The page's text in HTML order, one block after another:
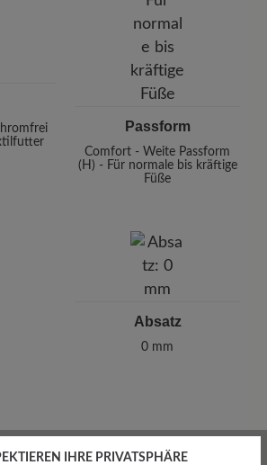
Passform
Comfort - Weite Passform
(H) - Für normale bis kräftige
Füße
Absatz
0 mm
IHRE PRIVATSPHÄRE